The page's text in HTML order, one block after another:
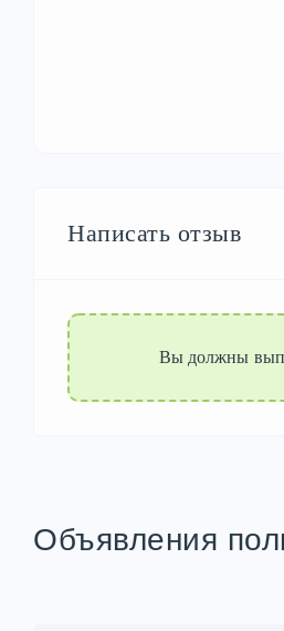
Написать отзыв
Вы должны
Объявления